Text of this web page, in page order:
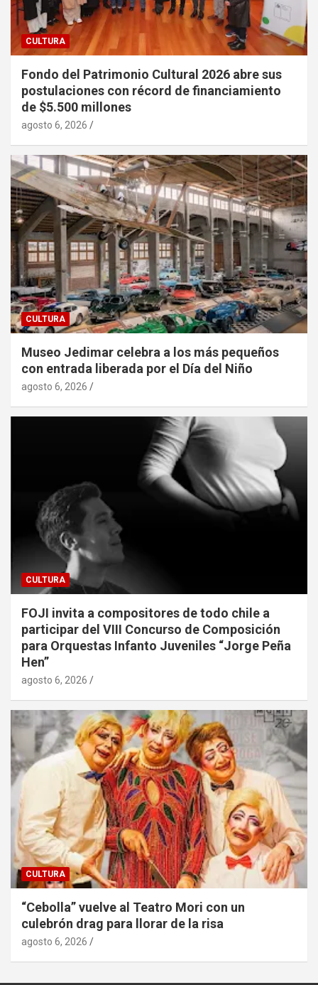
CULTURA
Fondo del Patrimonio Cultural 2026 abre sus
postulaciones con récord de financiamiento
de $5.500 millones
agosto 6, 2026
CULTURA
Museo Jedimar celebra a los más pequeños
con entrada liberada por el Día del Niño
agosto 6, 2026
CULTURA
FOJI invita a compositores de todo chile a
participar del VIII Concurso de Composición
para Orquestas Infanto Juveniles “Jorge Peña
Hen”
agosto 6, 2026
CULTURA
“Cebolla” vuelve al Teatro Mori con un
culebrón drag para llorar de la risa
agosto 6, 2026